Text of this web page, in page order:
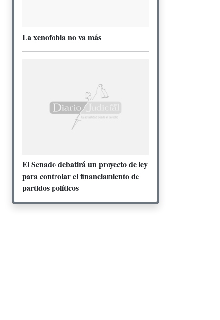
La xenofobia no va más
El Senado debatirá un proyecto de ley
para controlar el financiamiento de
partidos políticos